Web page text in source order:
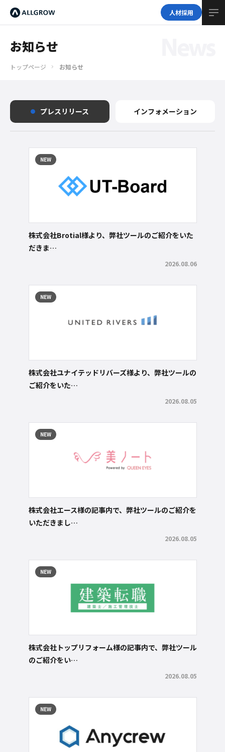
人材採用
お知らせ
トップページ お知らせ
プレスリリース インフォメーション
NEW
株式会社Brotial様より、弊社ツールのご紹介をいた
だきま…
2026.08.06
NEW
株式会社ユナイテッドリバーズ様より、弊社ツールの
ご紹介をいた…
2026.08.05
NEW
株式会社エース様の記事内で、弊社ツールのご紹介を
いただきまし…
2026.08.05
NEW
株式会社トップリフォーム様の記事内で、弊社ツール
のご紹介をい…
2026.08.05
NEW